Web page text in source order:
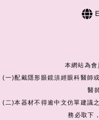
本網站為會
(一)配戴隱形眼鏡須經眼科醫師
醫
(二)本器材不得逾中文仿單建議
務必取下